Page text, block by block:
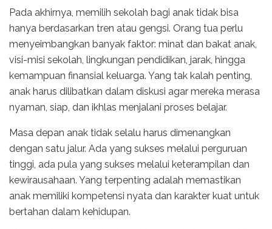
Pada akhirnya, memilih sekolah bagi anak tidak bisa
hanya berdasarkan tren atau gengsi. Orang tua perlu
menyeimbangkan banyak faktor: minat dan bakat anak,
visi-misi sekolah, lingkungan pendidikan, jarak, hingga
kemampuan finansial keluarga. Yang tak kalah penting,
anak harus dilibatkan dalam diskusi agar mereka merasa
nyaman, siap, dan ikhlas menjalani proses belajar.
Masa depan anak tidak selalu harus dimenangkan
dengan satu jalur. Ada yang sukses melalui perguruan
tinggi, ada pula yang sukses melalui keterampilan dan
kewirausahaan. Yang terpenting adalah memastikan
anak memiliki kompetensi nyata dan karakter kuat untuk
bertahan dalam kehidupan.